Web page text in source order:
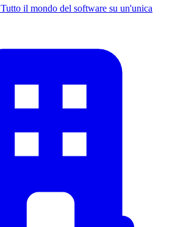
Tutto il mondo del software su un'unica